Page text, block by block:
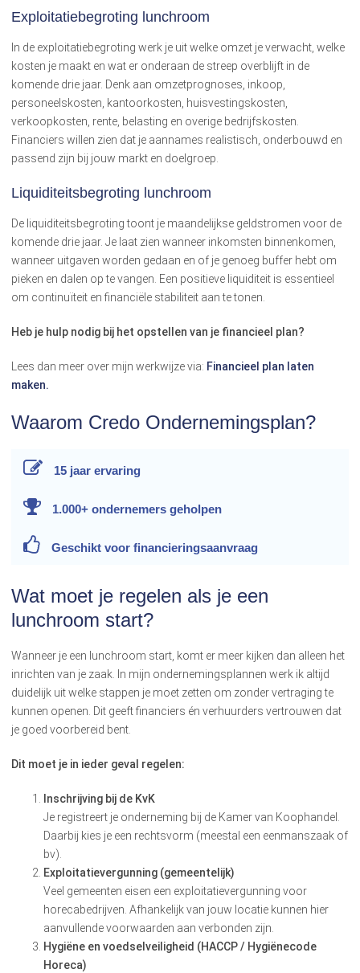
Exploitatiebegroting lunchroom
In de exploitatiebegroting werk je uit welke omzet je verwacht, welke
kosten je maakt en wat er onderaan de streep overblijft in de
komende drie jaar. Denk aan omzetprognoses, inkoop,
personeelskosten, kantoorkosten, huisvestingskosten,
verkoopkosten, rente, belasting en overige bedrijfskosten.
Financiers willen zien dat je aannames realistisch, onderbouwd en
passend zijn bij jouw markt en doelgroep.
Liquiditeitsbegroting lunchroom
De liquiditeitsbegroting toont je maandelijkse geldstromen voor de
komende drie jaar. Je laat zien wanneer inkomsten binnenkomen,
wanneer uitgaven worden gedaan en of je genoeg buffer hebt om
pieken en dalen op te vangen. Een positieve liquiditeit is essentieel
om continuïteit en financiële stabiliteit aan te tonen.
Heb je hulp nodig bij het opstellen van je financieel plan?
Lees dan meer over mijn werkwijze via: Financieel plan laten
maken.
Waarom Credo Ondernemingsplan?
15 jaar ervaring
1.000+ ondernemers geholpen
Geschikt voor financieringsaanvraag
Wat moet je regelen als je een
lunchroom start?
Wanneer je een lunchroom start, komt er meer kijken dan alleen het
inrichten van je zaak. In mijn ondernemingsplannen werk ik altijd
duidelijk uit welke stappen je moet zetten om zonder vertraging te
kunnen openen. Dit geeft financiers én verhuurders vertrouwen dat
je goed voorbereid bent.
Dit moet je in ieder geval regelen:
Inschrijving bij de KvK
Je registreert je onderneming bij de Kamer van Koophandel.
Daarbij kies je een rechtsvorm (meestal een eenmanszaak of
bv).
Exploitatievergunning (gemeentelijk)
Veel gemeenten eisen een exploitatievergunning voor
horecabedrijven. Afhankelijk van jouw locatie kunnen hier
aanvullende voorwaarden aan verbonden zijn.
Hygiëne en voedselveiligheid (HACCP / Hygiënecode
Horeca)